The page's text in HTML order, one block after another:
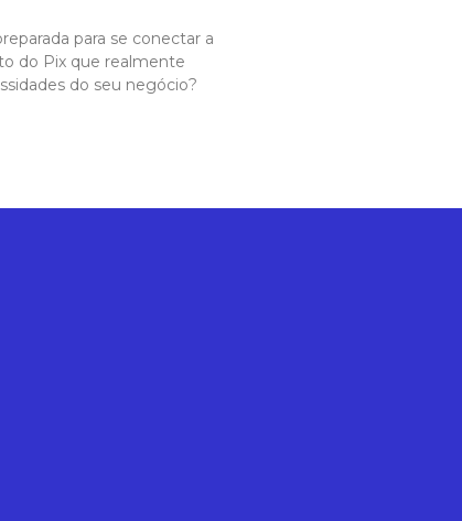
para se conectar a
do Pix que realmente
do seu negócio?